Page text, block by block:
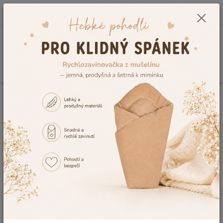
0,00 Kč
Vzorník výšivek
Výšivka č.32